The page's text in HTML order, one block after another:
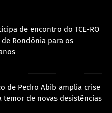
de encontro do TCE-RO
Rondônia para os
de Pedro Abib amplia crise
temor de novas desistências